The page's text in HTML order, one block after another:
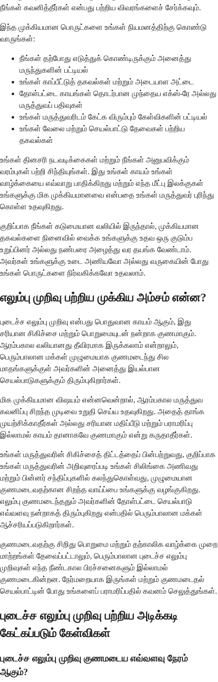
நீங்கள் கவனித்தீர்கள் என்பது பற்றிய விவரங்களைச் சேர்க்கவும்.
இந்த முக்கியமான பொருட்களை உங்கள் நியமனத்திற்கு கொண்டு
வாருங்கள்:
நீங்கள் தற்போது எடுத்துக் கொண்டிருக்கும் அனைத்து
மருந்துகளின் பட்டியல்
உங்கள் காப்பீட்டுத் தகவல்கள் மற்றும் அடையாள அட்டை
தோள்பட்டை காயங்கள் தொடர்பான முந்தைய எக்ஸ்-ரே அல்லது
மருத்துவப் பதிவுகள்
உங்கள் மருத்துவரிடம் கேட்க விரும்பும் கேள்விகளின் பட்டியல்
உங்கள் வேலை மற்றும் செயல்பாட்டு தேவைகள் பற்றிய
தகவல்கள்
உங்கள் தினசரி நடவடிக்கைகள் மற்றும் நீங்கள் அனுபவிக்கும்
வரம்புகள் பற்றி சிந்தியுங்கள். இது உங்கள் காயம் உங்கள்
வாழ்க்கையை எவ்வாறு பாதிக்கிறது மற்றும் எந்த மீட்பு இலக்குகள்
உங்களுக்கு மிக முக்கியமானவை என்பதை உங்கள் மருத்துவர் புரிந்து
கொள்ள உதவுகிறது.
குறிப்பாக நீங்கள் கடுமையான வலியில் இருந்தால், முக்கியமான
தகவல்களை நினைவில் வைக்க உங்களுக்கு உதவ ஒரு குடும்ப
உறுப்பினர் அல்லது நண்பரை அழைத்து வர தயங்க வேண்டாம்.
அவர்கள் உங்களுக்கு உடை அணியவோ அல்லது வருகையின் போது
உங்கள் பொருட்களை நிர்வகிக்கவோ உதவலாம்.
எலும்பு முறிவு பற்றிய முக்கிய அம்சம் என்ன?
புடைச்ச எலும்பு முறிவு என்பது பொதுவான காயம் ஆகும், இது
சரியான சிகிச்சை மற்றும் பொறுமையுடன் நன்றாக குணமாகும்.
ஆரம்பகால வலியானது தீவிரமாக இருக்கலாம் என்றாலும்,
பெரும்பாலான மக்கள் முழுமையாக குணமடைந்து சில
மாதங்களுக்குள் அவர்களின் அனைத்து இயல்பான
செயல்பாடுகளுக்கும் திரும்புகிறார்கள்.
மிக முக்கியமான விஷயம் என்னவென்றால், ஆரம்பகால மருத்துவ
கவனிப்பு சிறந்த முடிவை உறுதி செய்ய உதவுகிறது. அதைத் தாங்க
முயற்சிக்காதீர்கள் அல்லது சரியான மதிப்பீடு மற்றும் பராமரிப்பு
இல்லாமல் காயம் தானாகவே குணமாகும் என்று கருதாதீர்கள்.
உங்கள் மருத்துவரின் சிகிச்சைத் திட்டத்தைப் பின்பற்றுவது, குறிப்பாக
உங்கள் மருத்துவரின் அறிவுரைப்படி உங்கள் சிலிங்கை அணிவது
மற்றும் பின்னர் சந்திப்புகளில் கலந்துகொள்வது, முழுமையான
குணமடைவதற்கான சிறந்த வாய்ப்பை உங்களுக்கு வழங்குகிறது.
எலும்பு குணமடைந்ததும் அவர்களின் தோள்பட்டை செயல்பாடு
எவ்வளவு நன்றாகத் திரும்புகிறது என்பதில் பெரும்பாலான மக்கள்
ஆச்சரியப்படுகிறார்கள்.
குணமடைவதற்கு சிறிது பொறுமை மற்றும் தற்காலிக வாழ்க்கை முறை
மாற்றங்கள் தேவைப்பட்டாலும், பெரும்பாலான புடைச்ச எலும்பு
முறிவுகள் எந்த நீண்டகால பிரச்சனைகளும் இல்லாமல்
குணமடைகின்றன. நேர்மறையாக இருங்கள் மற்றும் குணமடைதல்
செயல்பாட்டின் போது உங்களைப் பராமரிப்பதில் கவனம் செலுத்துங்கள்.
புடைச்ச எலும்பு முறிவு பற்றிய அடிக்கடி
கேட்கப்படும் கேள்விகள்
புடைச்ச எலும்பு முறிவு குணமடைய எவ்வளவு நேரம்
ஆகும்?